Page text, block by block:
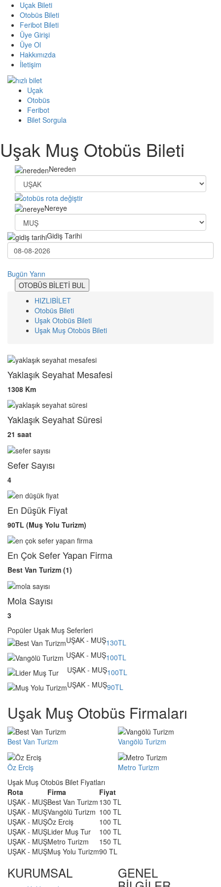
Uçak Bileti
Otobüs Bileti
Feribot Bileti
Üye Girişi
Üye Ol
Hakkımızda
İletişim
Uçak
Otobüs
Feribot
Bilet Sorgula
Uşak Muş Otobüs Bileti
Nereden
Nereye
Gidiş Tarihi
Bugün Yarın
OTOBÜS BİLETİ BUL
HIZLIBİLET
Otobüs Bileti
Uşak Otobüs Bileti
Uşak Muş Otobüs Bileti
Yaklaşık Seyahat Mesafesi
1308 Km
Yaklaşık Seyahat Süresi
21 saat
Sefer Sayısı
4
En Düşük Fiyat
90TL (Muş Yolu Turizm)
En Çok Sefer Yapan Firma
Best Van Turizm (1)
Mola Sayısı
3
Popüler Uşak Muş Seferleri
UŞAK - MUŞ130TL
UŞAK - MUŞ100TL
UŞAK - MUŞ100TL
UŞAK - MUŞ90TL
Uşak Muş Otobüs Firmaları
Best Van Turizm Vangölü Turizm
Öz Erciş
Metro Turizm
Uşak Muş Otobüs Bilet Fiyatları
Rota
Firma
Fiyat
UŞAK - MUŞBest Van Turizm 130 TL
UŞAK - MUŞVangölü Turizm 100 TL
UŞAK - MUŞÖz Erciş
100 TL
UŞAK - MUŞLider Muş Tur
100 TL
UŞAK - MUŞMetro Turizm
150 TL
UŞAK - MUŞMuş Yolu Turizm90 TL
KURUMSAL GENEL